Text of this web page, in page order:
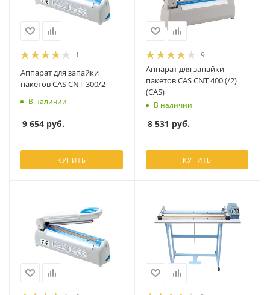
1
Аппарат для запайки
пакетов CAS CNT-300/2
В наличии
9 654 руб.
КУПИТЬ
9
Аппарат для запайки
пакетов CAS СNT 400 (/2)
(CAS)
В наличии
8 531 руб.
КУПИТЬ